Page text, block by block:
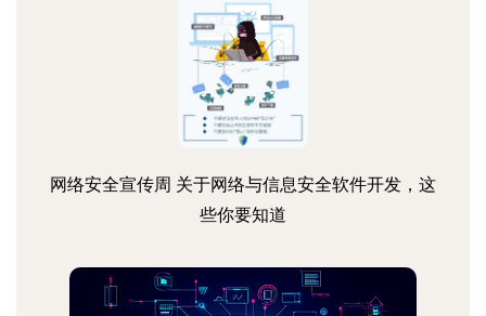
网络安全宣传周 关于网络与信息安全软件开发，这
些你要知道